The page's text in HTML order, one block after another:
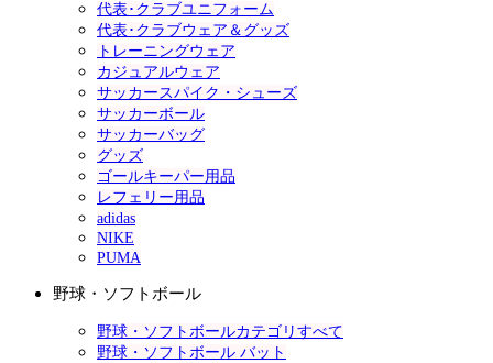
代表･クラブユニフォーム
代表･クラブウェア＆グッズ
トレーニングウェア
カジュアルウェア
サッカースパイク・シューズ
サッカーボール
サッカーバッグ
グッズ
ゴールキーパー用品
レフェリー用品
adidas
NIKE
PUMA
野球・ソフトボール
野球・ソフトボールカテゴリすべて
野球・ソフトボール バット